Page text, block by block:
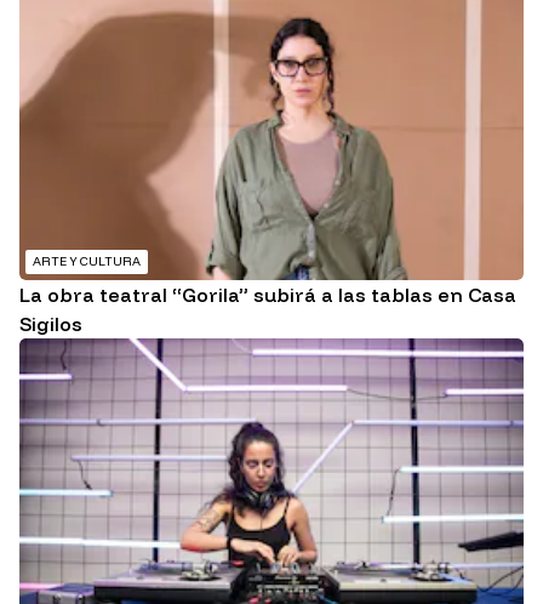
ARTE Y CULTURA
La obra teatral “Gorila” subirá a las tablas en Casa
Sigilos